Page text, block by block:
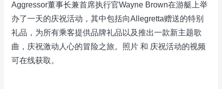
Aggressor董事长兼首席执行官Wayne Brown在游艇上举
办了一天的庆祝活动，其中包括向Allegretta赠送的特别
礼品，为所有乘客提供品牌礼品以及推出一款新主题歌
曲，庆祝激动人心的冒险之旅。照片 和 庆祝活动的视频
可在线获取。